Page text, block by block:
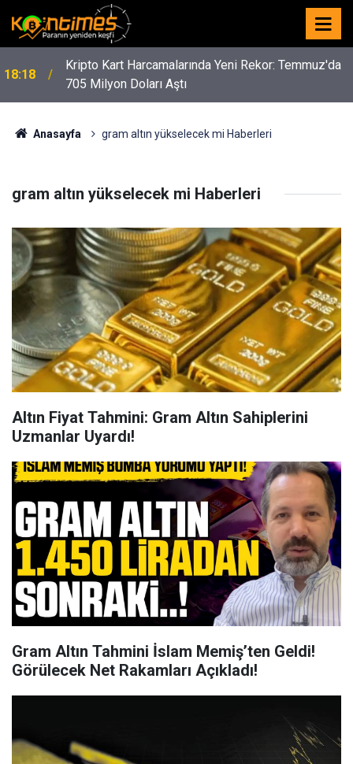
18:18
Kripto Kart Harcamalarında Yeni Rekor: Temmuz'da
705 Milyon Doları Aştı
Anasayfa gram altın yükselecek mi Haberleri
gram altın yükselecek mi Haberleri
Altın Fiyat Tahmini: Gram Altın Sahiplerini
Uzmanlar Uyardı!
Gram Altın Tahmini İslam Memiş’ten Geldi!
Görülecek Net Rakamları Açıkladı!